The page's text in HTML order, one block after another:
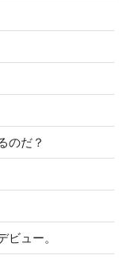
のだ？
ビュー。